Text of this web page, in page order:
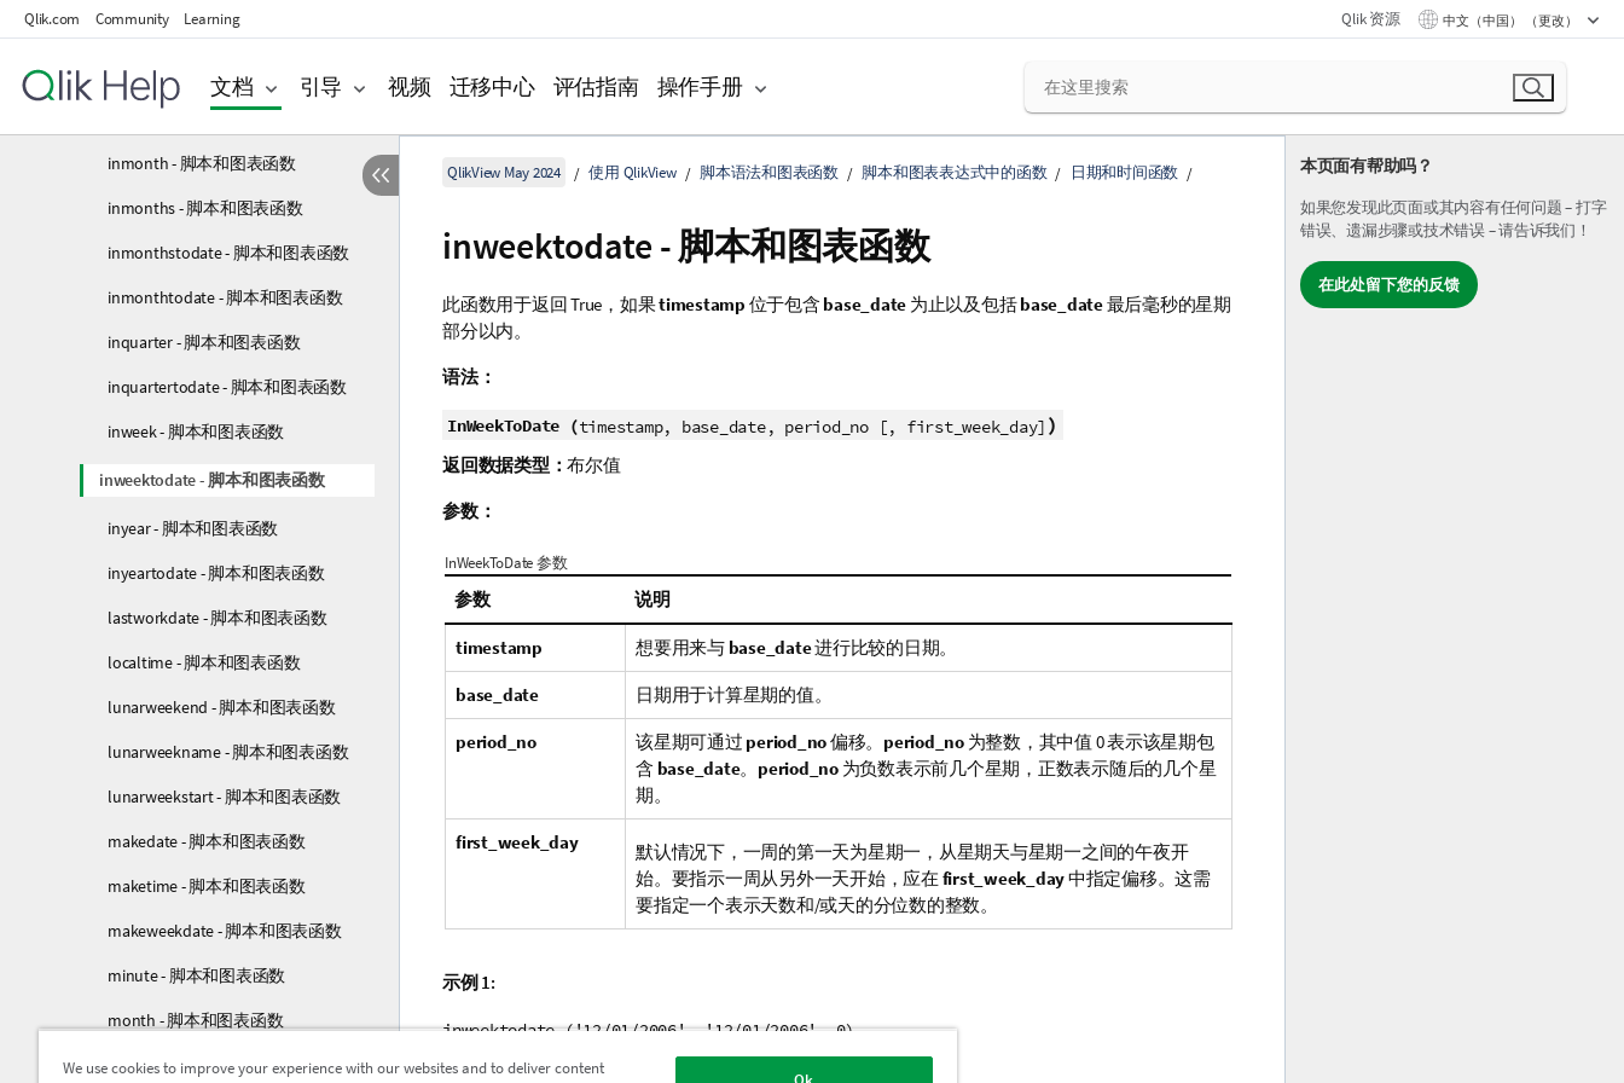
Qlik.com Community Learning Qlik 资源 中文（中国） （更改）
文档 引导 视频 迁移中心 评估指南 操作手册
indaytotime - 脚本和图表函数
inlunarweek - 脚本和图表函数
inmonth - 脚本和图表函数
inmonths - 脚本和图表函数
inmonthstodate - 脚本和图表函数
inmonthtodate - 脚本和图表函数
inquarter - 脚本和图表函数
inquartertodate - 脚本和图表函数
inweek - 脚本和图表函数
inweektodate - 脚本和图表函数
inyear - 脚本和图表函数
inyeartodate - 脚本和图表函数
lastworkdate - 脚本和图表函数
localtime - 脚本和图表函数
lunarweekend - 脚本和图表函数
lunarweekname - 脚本和图表函数
lunarweekstart - 脚本和图表函数
makedate - 脚本和图表函数
maketime - 脚本和图表函数
makeweekdate - 脚本和图表函数
minute - 脚本和图表函数
month - 脚本和图表函数
monthend - 脚本和图表函数
本页面有帮助吗？
如果您发现此页面或其内容有任何问题 – 打字
错误、遗漏步骤或技术错误 – 请告诉我们！
在此处留下您的反馈
QlikView May 2024 使用 QlikView 脚本语法和图表函数 脚本和图表表达式中的函数 日期和时间函数
inweektodate - 脚本和图表函数
此函数用于返回True ，如果timestamp 位于包含 base_date 为止以及包括base_date最后毫秒的星期
部分以内。
语法：
InWeekToDate (timestamp, base_date, period_no [, first_week_day] )
返回数据类型：布尔值
参数：
InWeekToDate 参数
参数 说明
timestamp 想要用来与 base_date进行比较的日期。
base_date 日期用于计算星期的值。
period_no 该星期可通过 period_no偏移。 period_no为整数，其中值 0 表示该星期包
含 base_date。 period_no为负数表示前几个星期，正数表示随后的几个星
期。
first_week_day
默认情况下，一周的第一天为星期一，从星期天与星期一之间的午夜开
始。要指示一周从另外一天开始，应在 first_week_day中指定偏移。这需
要指定一个表示天数和/或天的分位数的整数。
示例 1:
inweektodate ('12/01/2006', '12/01/2006', 0)
返回True
We use cookies to improve your experience with our websites and to deliver content